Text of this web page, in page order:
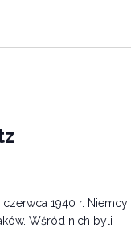
1940 r. Niemcy
Wśród nich byli